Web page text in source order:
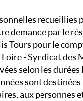
recueillies
demande par le
Tours pour le
- Syndicat des
selon les
sont destinées
aux personnes